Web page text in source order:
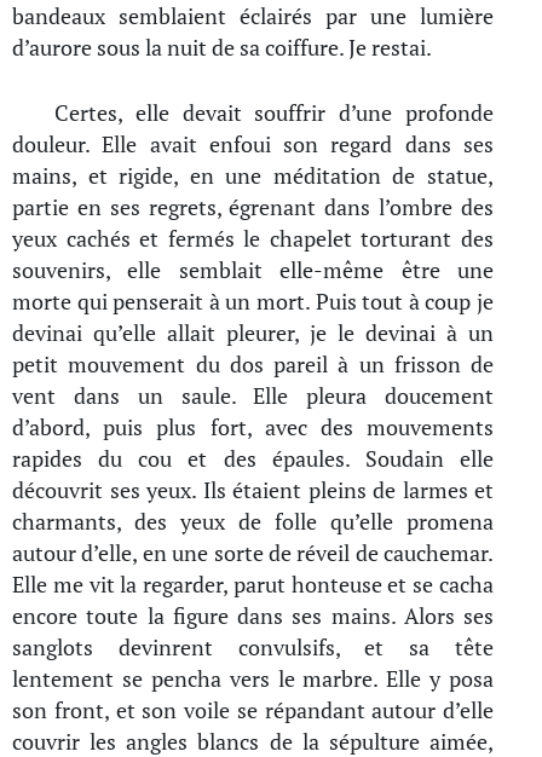
bandeaux semblaient éclairés par une lumière
d’aurore sous la nuit de sa coiffure. Je restai.
Certes, elle devait souffrir d’une profonde
douleur. Elle avait enfoui son regard dans ses
mains, et rigide, en une méditation de statue,
partie en ses regrets, égrenant dans l’ombre des
yeux cachés et fermés le chapelet torturant des
souvenirs, elle semblait elle-même être une
morte qui penserait à un mort. Puis tout à coup je
devinai qu’elle allait pleurer, je le devinai à un
petit mouvement du dos pareil à un frisson de
vent dans un saule. Elle pleura doucement
d’abord, puis plus fort, avec des mouvements
rapides du cou et des épaules. Soudain elle
découvrit ses yeux. Ils étaient pleins de larmes et
charmants, des yeux de folle qu’elle promena
autour d’elle, en une sorte de réveil de cauchemar.
Elle me vit la regarder, parut honteuse et se cacha
encore toute la figure dans ses mains. Alors ses
sanglots devinrent convulsifs, et sa tête
lentement se pencha vers le marbre. Elle y posa
son front, et son voile se répandant autour d’elle
couvrir les angles blancs de la sépulture aimée,